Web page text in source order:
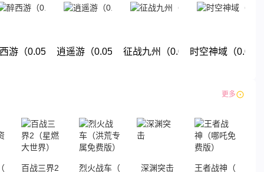
下载 下载 下载 下载
元）
游（0.05折单单免单）逍遥游（0.05折大圣游）征战九州（0.05折九州巅峰）
时空神域（0.05
更多
鬼服资源独享版）
百战三界2（星燃大世界）烈火战车（洪荒专属免费版）
深渊突击 王者战神（哪吒免